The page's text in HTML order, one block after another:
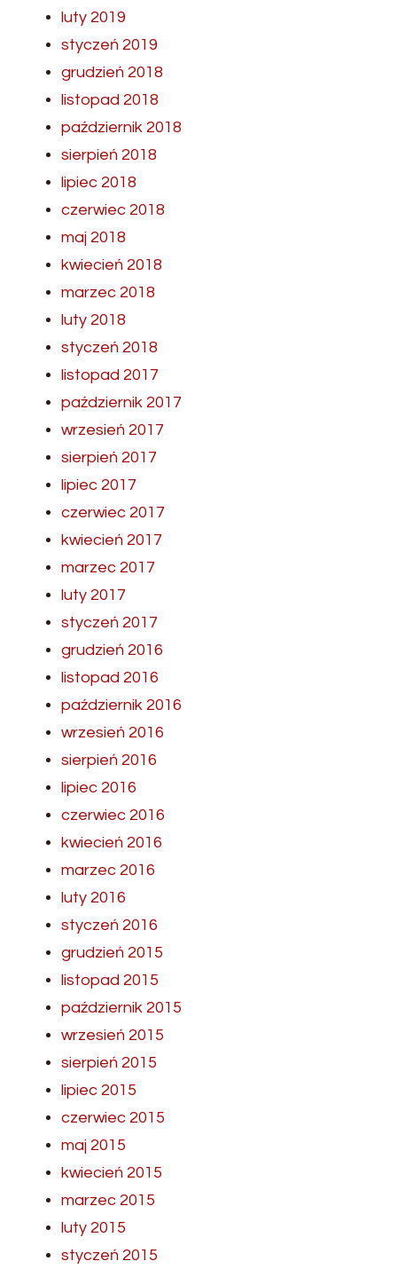
luty 2019
styczeń 2019
grudzień 2018
listopad 2018
październik 2018
sierpień 2018
lipiec 2018
czerwiec 2018
maj 2018
kwiecień 2018
marzec 2018
luty 2018
styczeń 2018
listopad 2017
październik 2017
wrzesień 2017
sierpień 2017
lipiec 2017
czerwiec 2017
kwiecień 2017
marzec 2017
luty 2017
styczeń 2017
grudzień 2016
listopad 2016
październik 2016
wrzesień 2016
sierpień 2016
lipiec 2016
czerwiec 2016
kwiecień 2016
marzec 2016
luty 2016
styczeń 2016
grudzień 2015
listopad 2015
październik 2015
wrzesień 2015
sierpień 2015
lipiec 2015
czerwiec 2015
maj 2015
kwiecień 2015
marzec 2015
luty 2015
styczeń 2015